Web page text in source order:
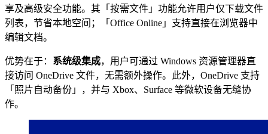
享及高级安全功能。其「按需文件」功能允许用户仅下载文件
列表，节省本地空间；「Office Online」支持直接在浏览器中
编辑文档。
优势在于： 系统级集成，用户可通过 Windows 资源管理器直
接访问 OneDrive 文件，无需额外操作。此外，OneDrive 支持
「照片自动备份」，并与 Xbox、Surface 等微软设备无缝协
作。